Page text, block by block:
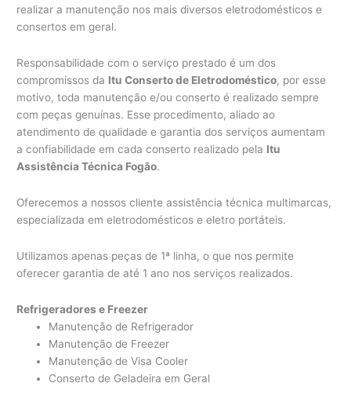
realizar a manutenção nos mais diversos eletrodomésticos e
consertos em geral.
Responsabilidade com o serviço prestado é um dos
compromissos da Itu Conserto de Eletrodoméstico, por esse
motivo, toda manutenção e/ou conserto é realizado sempre
com peças genuínas. Esse procedimento, aliado ao
atendimento de qualidade e garantia dos serviços aumentam
a confiabilidade em cada conserto realizado pela Itu
Assistência Técnica Fogão.
Oferecemos a nossos cliente assistência técnica multimarcas,
especializada em eletrodomésticos e eletro portáteis.
Utilizamos apenas peças de 1ª linha, o que nos permite
oferecer garantia de até 1 ano nos serviços realizados.
Refrigeradores e Freezer
Manutenção de Refrigerador
Manutenção de Freezer
Manutenção de Visa Cooler
Conserto de Geladeira em Geral